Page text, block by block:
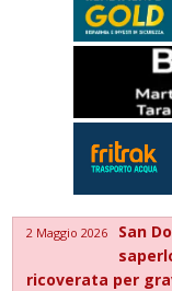
2 Maggio 2026
San
ricoverata per